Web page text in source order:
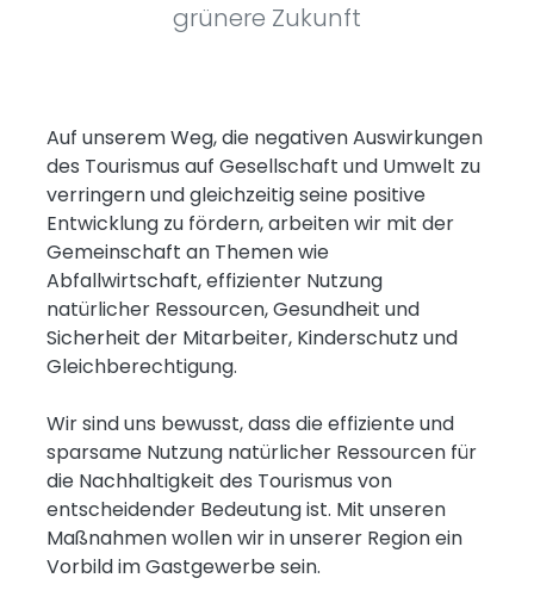
grünere Zukunft
Auf unserem Weg, die negativen Auswirkungen
des Tourismus auf Gesellschaft und Umwelt zu
verringern und gleichzeitig seine positive
Entwicklung zu fördern, arbeiten wir mit der
Gemeinschaft an Themen wie
Abfallwirtschaft, effizienter Nutzung
natürlicher Ressourcen, Gesundheit und
Sicherheit der Mitarbeiter, Kinderschutz und
Gleichberechtigung.
Wir sind uns bewusst, dass die effiziente und
sparsame Nutzung natürlicher Ressourcen für
die Nachhaltigkeit des Tourismus von
entscheidender Bedeutung ist. Mit unseren
Maßnahmen wollen wir in unserer Region ein
Vorbild im Gastgewerbe sein.